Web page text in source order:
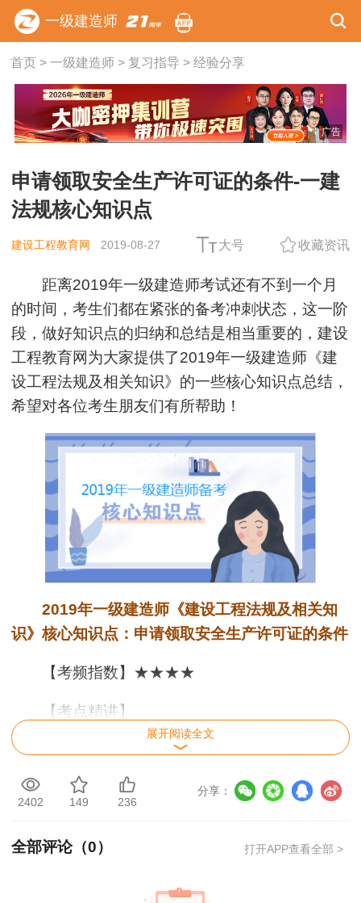
一级建造师
首页> 一级建造师> 复习指导 > 经验分享
广告
申请领取安全生产许可证的条件-一建
法规核心知识点
建设工程教育网 2019-08-27 大号 收藏资讯
距离2019年一级建造师考试还有不到一个月
的时间，考生们都在紧张的备考冲刺状态，这一阶
段，做好知识点的归纳和总结是相当重要的，建设
工程教育网为大家提供了2019年一级建造师《建
设工程法规及相关知识》的一些核心知识点总结，
希望对各位考生朋友们有所帮助！
2019年一级建造师《建设工程法规及相关知
识》核心知识点：申请领取安全生产许可证的条件
【考频指数】★★★★
【考点精讲】
一、 国家对矿山企业、建筑施工企业和危险
化学品、烟花爆竹、民用爆破器材生产企业实行安
全生产许可制度。企业未取得安全生产许可证的，
土木工程、建筑工程、线路管道和设备安装工程及
展开阅读全文
2402 149 236
分享：
全部评论（0） 打开APP查看全部 >